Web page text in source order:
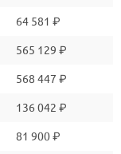
64 581 ₽
565 129 ₽
568 447 ₽
136 042 ₽
81 900 ₽